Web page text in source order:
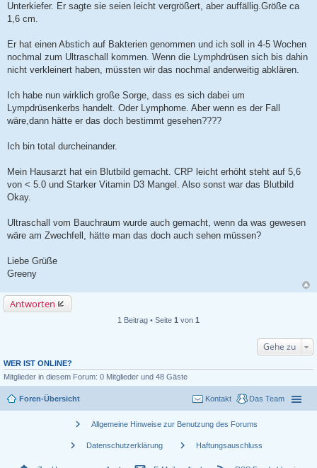
Unterkiefer. Er sagte sie seien leicht vergrößert, aber auffällig.Größe ca
1,6 cm.
Er hat einen Abstich auf Bakterien genommen und ich soll in 4-5 Wochen
nochmal zum Ultraschall kommen. Wenn die Lymphdrüsen sich bis dahin
nicht verkleinert haben, müssten wir das nochmal anderweitig abklären.
Ich habe nun wirklich große Sorge, dass es sich dabei um
Lympdrüsenkerbs handelt. Oder Lymphome. Aber wenn es der Fall
wäre,dann hätte er das doch bestimmt gesehen????
Ich bin total durcheinander.
Mein Hausarzt hat ein Blutbild gemacht. CRP leicht erhöht steht auf 5,6
von < 5.0 und Starker Vitamin D3 Mangel. Also sonst war das Blutbild
Okay.
Ultraschall vom Bauchraum wurde auch gemacht, wenn da was gewesen
wäre am Zwechfell, hätte man das doch auch sehen müssen?
Liebe Grüße
Greeny
Antworten
1 Beitrag • Seite 1 von 1
Gehe zu
WER IST ONLINE?
Mitglieder in diesem Forum: 0 Mitglieder und 48 Gäste
Foren-Übersicht Das Team
Kontakt
chevron_right Allgemeine Hinweise zur Benutzung des Forums
chevron_right Datenschutzerklärung chevron_right Haftungsauschluss